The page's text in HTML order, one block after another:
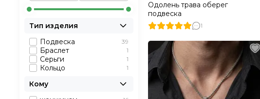
Одолень трава оберег
подвеска
1
Тип изделия
Подвеска
39
Браслет 1
Серьги 1
Кольцо 1
Кому